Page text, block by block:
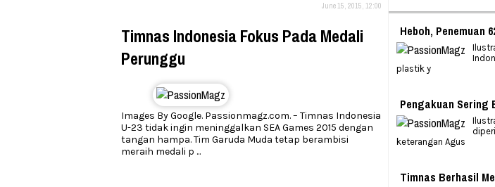
June 15, 2015, 12:00
Timnas Indonesia Fokus Pada Medali
Perunggu
Images By Google. Passionmagz.com. – Timnas Indonesia
U-23 tidak ingin meninggalkan SEA Games 2015 dengan
tangan hampa. Tim Garuda Muda tetap berambisi
meraih medali p ...
Heboh, Penemuan
plastik y
Pengakuan Sering
keterangan Agus
Timnas Berhasil